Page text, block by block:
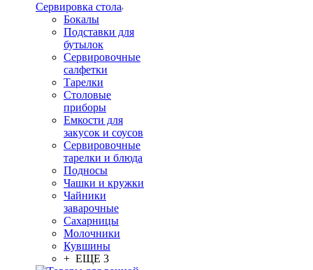
Сервировка стола
Бокалы
Подставки для
бутылок
Сервировочные
салфетки
Тарелки
Столовые
приборы
Емкости для
закусок и соусов
Сервировочные
тарелки и блюда
Подносы
Чашки и кружки
Чайники
заварочные
Сахарницы
Молочники
Кувшины
+ ЕЩЕ 3